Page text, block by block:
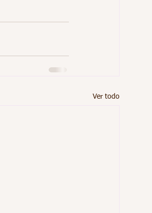
Ver todo